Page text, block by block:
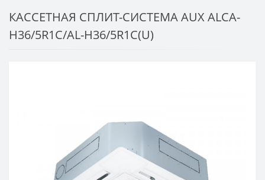
КАССЕТНАЯ СПЛИТ-СИСТЕМА AUX ALCA-
H36/5R1С/AL-H36/5R1С(U)